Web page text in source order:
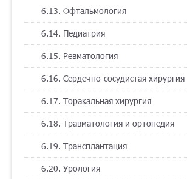
6.13. Офтальмология
6.14. Педиатрия
6.15. Ревматология
6.16. Сердечно-сосудистая хирургия
6.17. Торакальная хирургия
6.18. Травматология и ортопедия
6.19. Трансплантация
6.20. Урология